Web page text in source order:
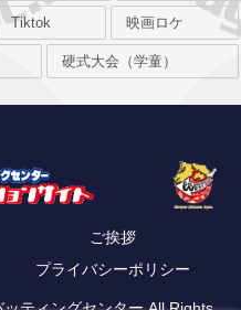
Tiktok 映画ロケ
硬式大会（学童）
ご挨拶
プライバシーポリシー